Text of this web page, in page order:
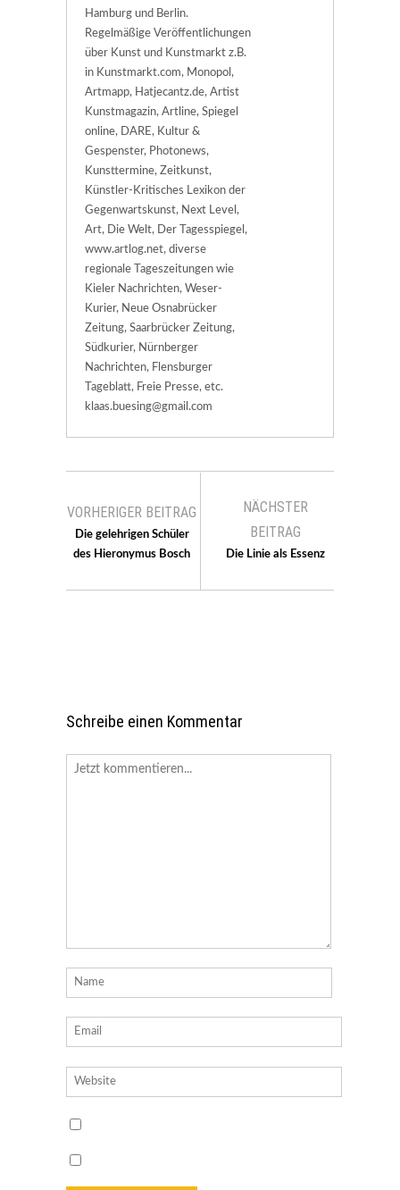
Hamburg und Berlin.
Regelmäßige Veröffentlichungen
über Kunst und Kunstmarkt z.B.
in Kunstmarkt.com, Monopol,
Artmapp, Hatjecantz.de, Artist
Kunstmagazin, Artline, Spiegel
online, DARE, Kultur &
Gespenster, Photonews,
Kunsttermine, Zeitkunst,
Künstler-Kritisches Lexikon der
Gegenwartskunst, Next Level,
Art, Die Welt, Der Tagesspiegel,
www.artlog.net, diverse
regionale Tageszeitungen wie
Kieler Nachrichten, Weser-
Kurier, Neue Osnabrücker
Zeitung, Saarbrücker Zeitung,
Südkurier, Nürnberger
Nachrichten, Flensburger
Tageblatt, Freie Presse, etc.
klaas.buesing@gmail.com
VORHERIGER BEITRAG
Die gelehrigen Schüler
des Hieronymus Bosch
NÄCHSTER
BEITRAG
Die Linie als Essenz
Schreibe einen Kommentar